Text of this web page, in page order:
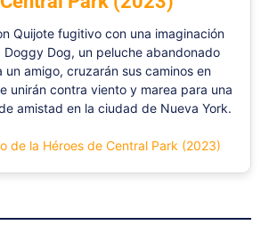
Quijote fugitivo con una imaginación
Doggy Dog, un peluche abandonado
un amigo, cruzarán sus caminos en
unirán contra viento y marea para una
amistad en la ciudad de Nueva York.
de la Héroes de Central Park (2023)